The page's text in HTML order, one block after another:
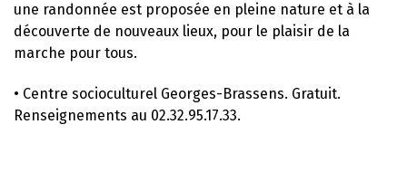
une randonnée est proposée en pleine nature et à la
découverte de nouveaux lieux, pour le plaisir de la
marche pour tous.
• Centre socioculturel Georges-Brassens. Gratuit.
Renseignements au 02.32.95.17.33.